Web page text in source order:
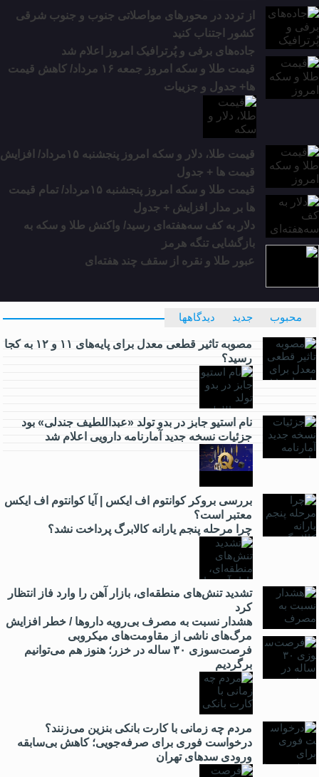
از تردد در محورهای مواصلاتی جنوب و جنوب شرقی
کشور اجتناب کنید
جاده‌های برفی و پُرترافیک امروز اعلام شد
قیمت طلا و سکه امروز جمعه ۱۶ مرداد/ کاهش قیمت
ها+ جدول و جزییات
قیمت طلا، دلار و سکه امروز پنجشنبه ۱۵مرداد/ افزایش
قیمت ها + جدول
قیمت طلا و سکه امروز پنجشنبه ۱۵مرداد/ تمام قیمت
ها بر مدار افزایش + جدول
دلار به کف سه‌هفته‌ای رسید/ واکنش طلا و سکه به
بازگشایی تنگه هرمز
عبور طلا و نقره از سقف چند هفته‌ای
محبوب جدید دیدگاهها
مصوبه تاثیر قطعی معدل برای پایه‌های ۱۱ و ۱۲ به کجا
رسید؟
نام استیو جابز در بدو تولد «عبداللطیف جندلی» بود
جزئیات نسخه جدید آمارنامه دارویی اعلام شد
بررسی بروکر کوانتوم اف ایکس | آیا کوانتوم اف ایکس
معتبر است؟
چرا مرحله پنجم یارانه کالابرگ پرداخت نشد؟
تشدید تنش‌های منطقه‌ای، بازار آهن را وارد فاز انتظار
کرد
هشدار نسبت به مصرف بی‌رویه داروها / خطر افزایش
مرگ‌های ناشی از مقاومت‌های میکروبی
فرصت‌سوزی ۳۰ ساله در خزر؛ هنوز هم می‌توانیم
برگردیم
مردم چه زمانی با کارت بانکی بنزین می‌زنند؟
درخواست فوری برای صرفه‌جویی؛ کاهش بی‌سابقه
ورودی سدهای تهران